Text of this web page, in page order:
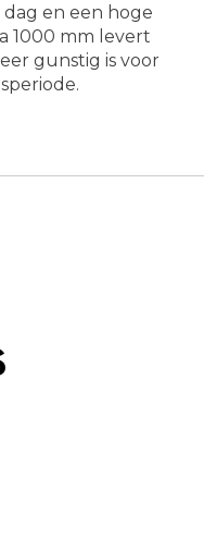
en een hoge
1000 mm levert
gunstig is voor